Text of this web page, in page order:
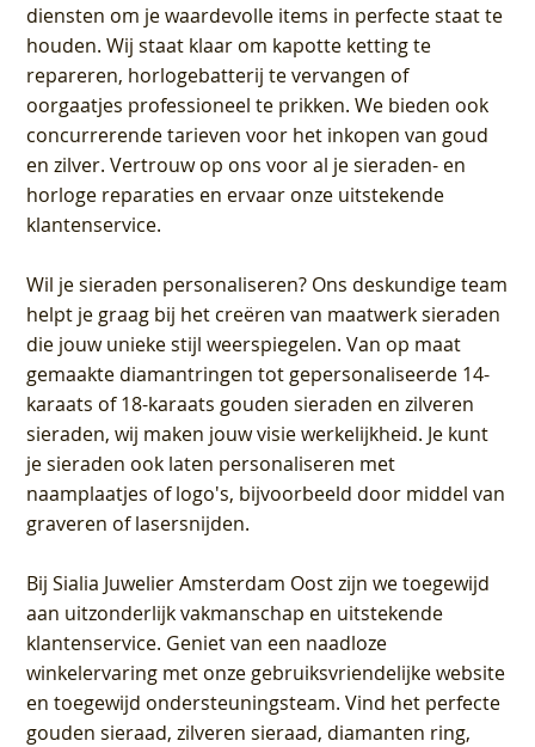
diensten om je waardevolle items in perfecte staat te
houden. Wij staat klaar om kapotte ketting te
repareren, horlogebatterij te vervangen of
oorgaatjes professioneel te prikken. We bieden ook
concurrerende tarieven voor het inkopen van goud
en zilver. Vertrouw op ons voor al je sieraden- en
horloge reparaties en ervaar onze uitstekende
klantenservice.
Wil je sieraden personaliseren? Ons deskundige team
helpt je graag bij het creëren van maatwerk sieraden
die jouw unieke stijl weerspiegelen. Van op maat
gemaakte diamantringen tot gepersonaliseerde 14-
karaats of 18-karaats gouden sieraden en zilveren
sieraden, wij maken jouw visie werkelijkheid. Je kunt
je sieraden ook laten personaliseren met
naamplaatjes of logo's, bijvoorbeeld door middel van
graveren of lasersnijden.
BijSialia Juwelier Amsterdam Oostzijn we toegewijd
aan uitzonderlijk vakmanschap en uitstekende
klantenservice. Geniet van een naadloze
winkelervaring met onze gebruiksvriendelijke website
en toegewijd ondersteuningsteam. Vind het perfecte
gouden sieraad, zilveren sieraad, diamanten ring,